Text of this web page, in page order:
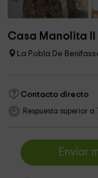
Casa Manolita II
La Pobla De
Contacto directo
Respuesta superior a
Enviar